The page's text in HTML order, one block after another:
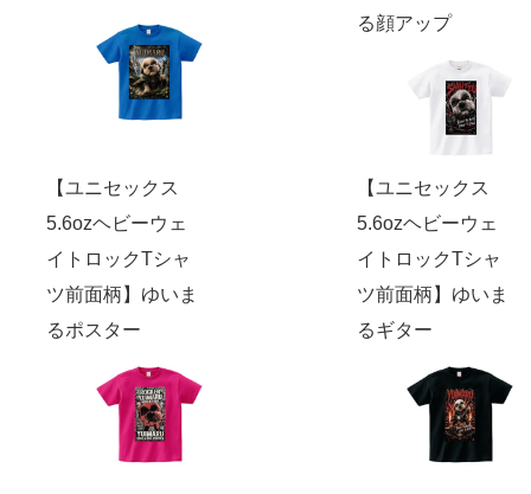
る顔アップ
【ユニセックス
5.6ozヘビーウェ
イトロックTシャ
ツ前面柄】ゆいま
るポスター
【ユニセックス
5.6ozヘビーウェ
イトロックTシャ
ツ前面柄】ゆいま
るギター